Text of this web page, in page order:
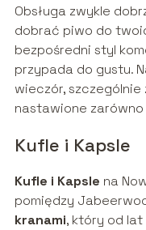
Obsługa zwykle
dobrać piwo do
bezpośredni styl
przypada do gustu.
wieczór,
nastawione zarówno
Kufle i Kapsle
Kufle i Kapsle na
pomiędzy
kranami, który od